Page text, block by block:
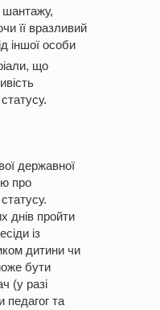
її вразливий
іншої особи
що
державної
про
днів пройти
із
дитини чи
бути
(у разі
педагог та